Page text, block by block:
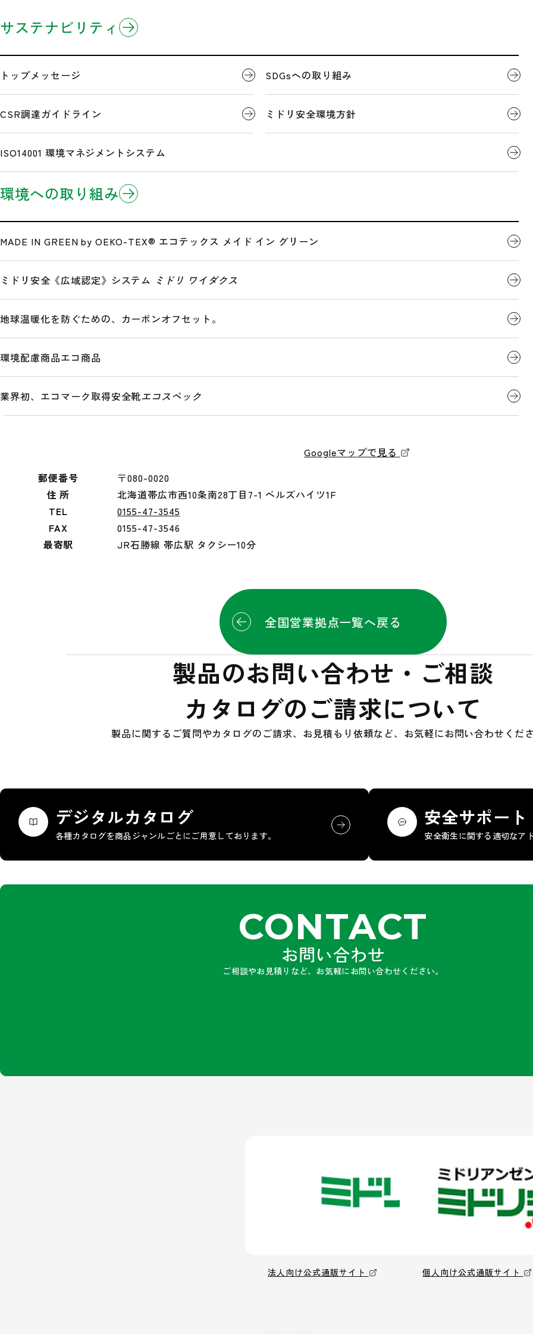
企業情報
3分でわかるミドリ安全 代表者ごあいさつ
企業理念 会社概要
沿革
広告・メディア情報
製品情報
製品のお知らせ 製品について
Eコマース/EDI(電子商取引) デジタルカタログ
研究開発
開発事例
サステナビリティ
トップメッセージ SDGsへの取り組み
CSR調達ガイドライン ミドリ安全環境方針
ISO14001 環境マネジメントシステム
環境への取り組み
MADE IN GREEN by OEKO-TEX® エコテックス メイド イン グリーン
ミドリ安全《広域認定》システム ミドリ ワイダクス
地球温暖化を防ぐための、カーボンオフセット。
環境配慮商品エコ商品
業界初、エコマーク取得安全靴エコスペック
全国営業拠点一覧
LOCATIONS
ミドリ安全北海道(株) 帯広営業所
Googleマップで見る
郵便番号
〒080-0020
住 所
北海道帯広市西10条南28丁目7-1 ベルズハイツ1F
TEL
0155-47-3545
FAX
0155-47-3546
最寄駅
JR石勝線 帯広駅 タクシー10分
全国営業拠点一覧へ戻る
製品のお問い合わせ・ご相談
カタログのご請求について
製品に関するご質問やカタログのご請求、お見積もり依頼など、お気軽にお問い合わせくだ
デジタルカタログ
各種カタログを商品ジャンルごとにご用意しております。
安全サポート
安全衛生に関する適切なア
CONTACT
お問い合わせ
ご相談やお見積りなど、お気軽にお問い合わせください。
法人向け公式通販サイト 個人向け公式通販サイト